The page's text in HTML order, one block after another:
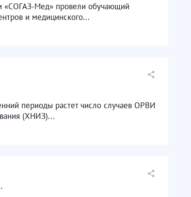
«СОГАЗ-Мед» провели обучающий
и медицинского...
периоды растет число случаев ОРВИ
(ХНИЗ)...